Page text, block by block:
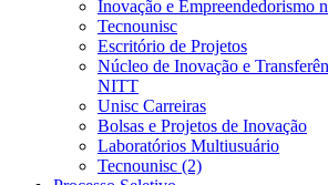
Inovação e Empreendedorismo
Tecnounisc
Escritório de Projetos
Núcleo de Inovação e
NITT
Unisc Carreiras
Bolsas e Projetos de Inovação
Laboratórios Multiusuário
Tecnounisc (2)